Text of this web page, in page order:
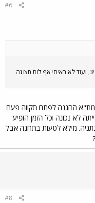
#6
בשנה האחרונה נסעתי המון באיסי3, ועוד לא ראיתי אף לוח תצוגה
אני דווקא כן זוכר שנסעתי בIC3 מת"א ההגנה לפתח תקווה פעם
לא נכונה וכל הזמן הופיע
מילא לטעות בתחנה אבל
#8